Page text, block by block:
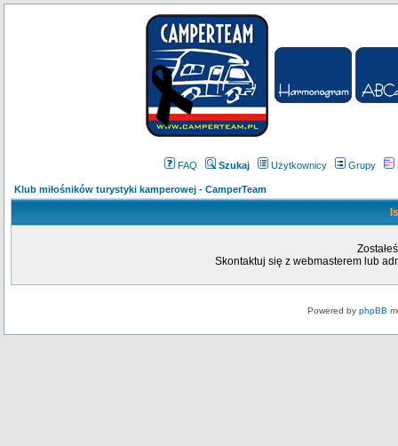
FAQ Szukaj Użytkownicy Grupy
Klub miłośników turystyki kamperowej - CamperTeam
Skontaktuj się z webmasterem lub
Powered by phpBB